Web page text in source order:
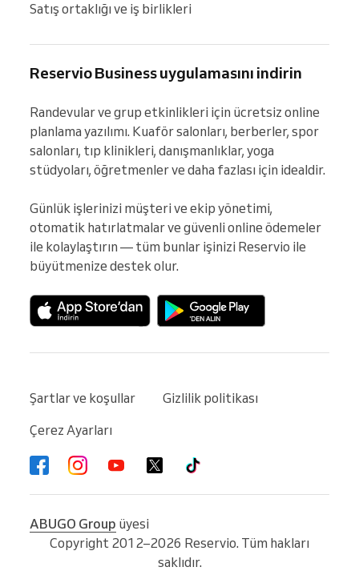
Satış ortaklığı ve iş birlikleri
Reservio Business uygulamasını indirin
Randevular ve grup etkinlikleri için ücretsiz online
planlama yazılımı. Kuaför salonları, berberler, spor
salonları, tıp klinikleri, danışmanlıklar, yoga
stüdyoları, öğretmenler ve daha fazlası için idealdir.
Günlük işlerinizi müşteri ve ekip yönetimi,
otomatik hatırlatmalar ve güvenli online ödemeler
ile kolaylaştırın — tüm bunlar işinizi Reservio ile
büyütmenize destek olur.
Şartlar ve koşullar
Gizlilik politikası
Çerez Ayarları
ABUGO Group üyesi
Copyright 2012–2026 Reservio. Tüm hakları
saklıdır.